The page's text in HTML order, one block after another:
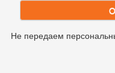
Не передаем